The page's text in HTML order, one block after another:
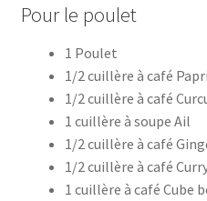
Pour le poulet
1 Poulet
1/2 cuillère à café
1/2 cuillère à café
1 cuillère à soupe Ail
1/2 cuillère à café
1/2 cuillère à café
1 cuillère à café Cube